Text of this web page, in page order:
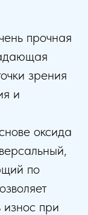
прочная
зрения
и
оксида
по
износ при